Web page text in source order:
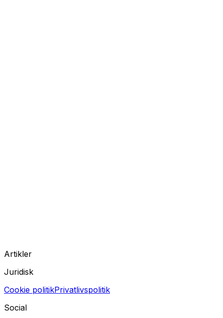
Artikler
Juridisk
Cookie politikPrivatlivspolitik
Social